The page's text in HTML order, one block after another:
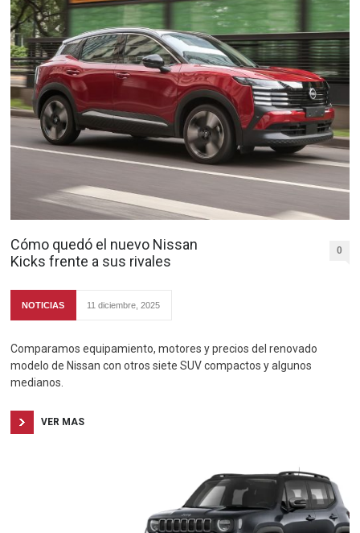
Cómo quedó el nuevo Nissan
Kicks frente a sus rivales
0
NOTICIAS 11 diciembre, 2025
Comparamos equipamiento, motores y precios del renovado
modelo de Nissan con otros siete SUV compactos y algunos
medianos.
VER MAS